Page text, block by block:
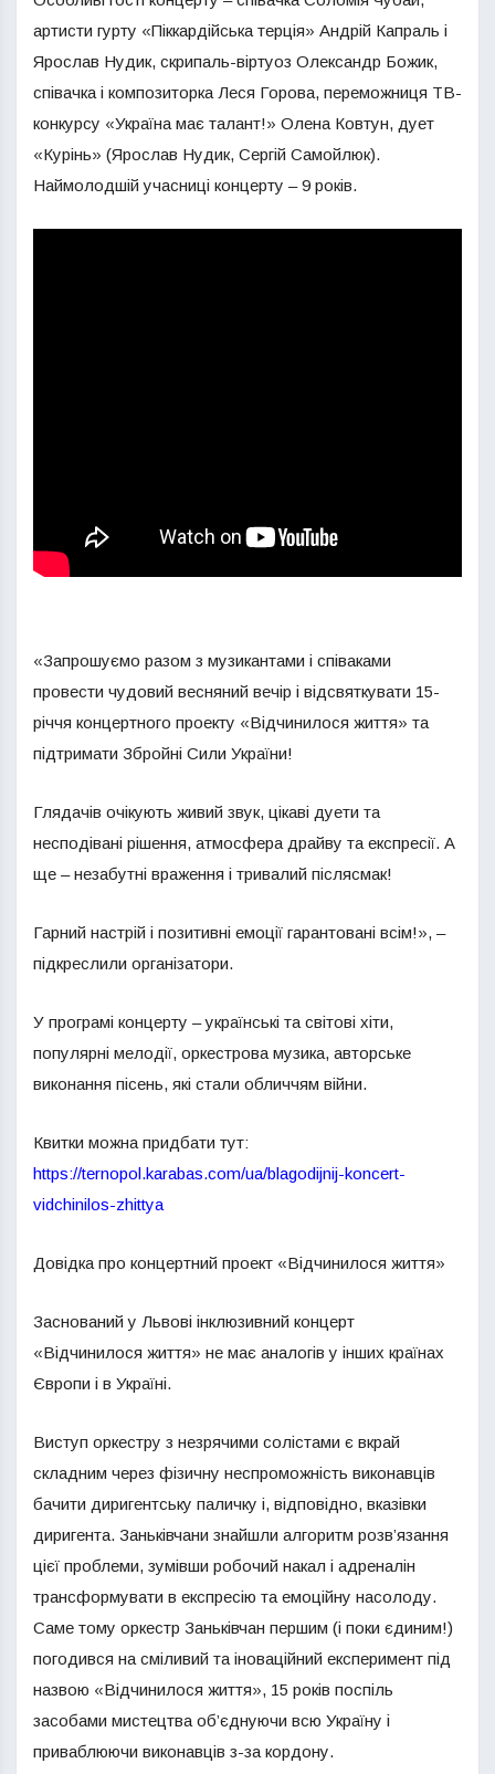
артисти гурту «Піккардійська терція» Андрій Капраль і
Ярослав Нудик, скрипаль-віртуоз Олександр Божик,
співачка і композиторка Леся Горова, переможниця ТВ-
конкурсу «Україна має талант!» Олена Ковтун, дует
«Курінь» (Ярослав Нудик, Сергій Самойлюк).
Наймолодшій учасниці концерту – 9 років.
«Запрошуємо разом з музикантами і співаками
провести чудовий весняний вечір і відсвяткувати 15-
річчя концертного проекту «Відчинилося життя» та
підтримати Збройні Сили України!
Глядачів очікують живий звук, цікаві дуети та
несподівані рішення, атмосфера драйву та експресії. А
ще – незабутні враження і тривалий післясмак!
Гарний настрій і позитивні емоції гарантовані всім!», –
підкреслили організатори.
У програмі концерту – українські та світові хіти,
популярні мелодії, оркестрова музика, авторське
виконання пісень, які стали обличчям війни.
Квитки можна придбати тут:
https://ternopol.karabas.com/ua/blagodijnij-koncert-
vidchinilos-zhittya
Довідка про концертний проект «Відчинилося життя»
Заснований у Львові інклюзивний концерт
«Відчинилося життя» не має аналогів у інших країнах
Європи і в Україні.
Виступ оркестру з незрячими солістами є вкрай
складним через фізичну неспроможність виконавців
бачити диригентську паличку і, відповідно, вказівки
диригента. Заньківчани знайшли алгоритм розв’язання
цієї проблеми, зумівши робочий накал і адреналін
трансформувати в експресію та емоційну насолоду.
Саме тому оркестр Заньківчан першим (і поки єдиним!)
погодився на сміливий та іноваційний експеримент під
назвою «Відчинилося життя», 15 років поспіль
засобами мистецтва об’єднуючи всю Україну і
приваблюючи виконавців з-за кордону.